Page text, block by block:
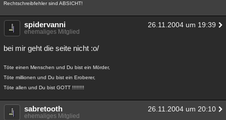
Rechtschreibfehler sind ABSICHT!
spidervanni 26.11.2004 um 19:39
ehemaliges Mitglied
bei mir geht die seite nicht :o/
Töte einen Menschen und Du bist ein Mörder,
Töte millionen und Du bist ein Eroberer,
Töte allen und Du bist GOTT !!!!!!!!
sabretooth 26.11.2004 um 20:10
ehemaliges Mitglied